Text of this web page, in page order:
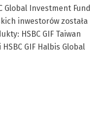
Global Investment Fund
inwestorów została
HSBC GIF Taiwan
GIF Halbis Global